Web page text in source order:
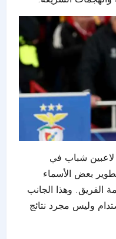
شباب في
بعض الأسماء
الفريق. وهذا الجانب
وليس مجرد نتائج